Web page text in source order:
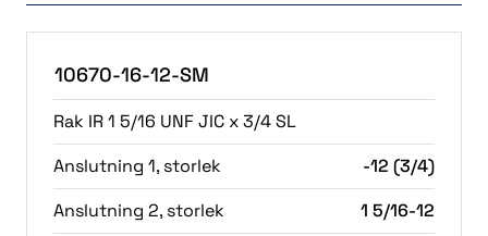
10670-16-12-SM
Rak IR 1 5/16 UNF JIC x 3/4 SL
Anslutning 1, storlek
-12 (3/4)
Anslutning 2, storlek
1 5/16-12